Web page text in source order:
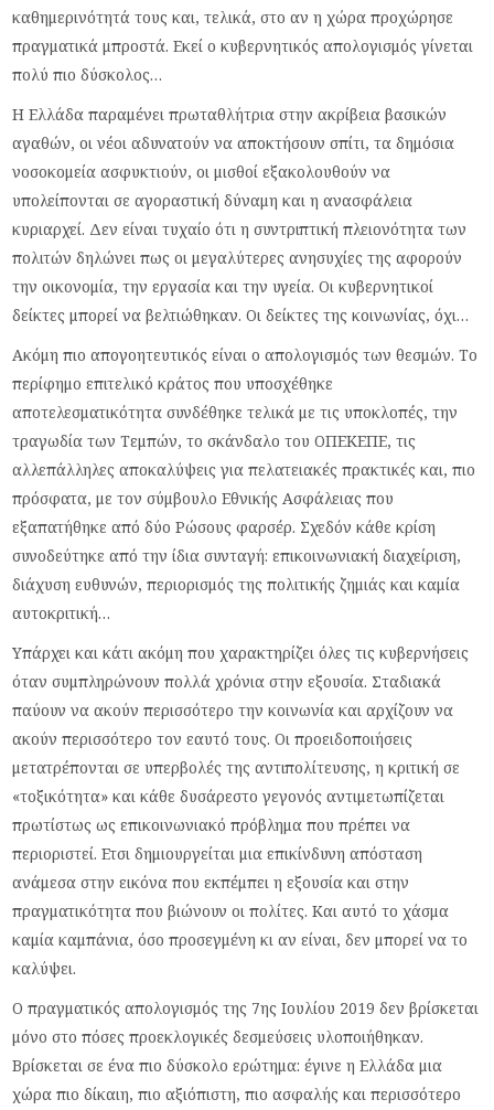
καθημερινότητά τους και, τελικά, στο αν η χώρα προχώρησε
πραγματικά μπροστά. Εκεί ο κυβερνητικός απολογισμός γίνεται
πολύ πιο δύσκολος…
Η Ελλάδα παραμένει πρωταθλήτρια στην ακρίβεια βασικών
αγαθών, οι νέοι αδυνατούν να αποκτήσουν σπίτι, τα δημόσια
νοσοκομεία ασφυκτιούν, οι μισθοί εξακολουθούν να
υπολείπονται σε αγοραστική δύναμη και η ανασφάλεια
κυριαρχεί. Δεν είναι τυχαίο ότι η συντριπτική πλειονότητα των
πολιτών δηλώνει πως οι μεγαλύτερες ανησυχίες της αφορούν
την οικονομία, την εργασία και την υγεία. Οι κυβερνητικοί
δείκτες μπορεί να βελτιώθηκαν. Οι δείκτες της κοινωνίας, όχι…
Ακόμη πιο απογοητευτικός είναι ο απολογισμός των θεσμών. Το
περίφημο επιτελικό κράτος που υποσχέθηκε
αποτελεσματικότητα συνδέθηκε τελικά με τις υποκλοπές, την
τραγωδία των Τεμπών, το σκάνδαλο του ΟΠΕΚΕΠΕ, τις
αλλεπάλληλες αποκαλύψεις για πελατειακές πρακτικές και, πιο
πρόσφατα, με τον σύμβουλο Εθνικής Ασφάλειας που
εξαπατήθηκε από δύο Ρώσους φαρσέρ. Σχεδόν κάθε κρίση
συνοδεύτηκε από την ίδια συνταγή: επικοινωνιακή διαχείριση,
διάχυση ευθυνών, περιορισμός της πολιτικής ζημιάς και καμία
αυτοκριτική…
Υπάρχει και κάτι ακόμη που χαρακτηρίζει όλες τις κυβερνήσεις
όταν συμπληρώνουν πολλά χρόνια στην εξουσία. Σταδιακά
παύουν να ακούν περισσότερο την κοινωνία και αρχίζουν να
ακούν περισσότερο τον εαυτό τους. Οι προειδοποιήσεις
μετατρέπονται σε υπερβολές της αντιπολίτευσης, η κριτική σε
«τοξικότητα» και κάθε δυσάρεστο γεγονός αντιμετωπίζεται
πρωτίστως ως επικοινωνιακό πρόβλημα που πρέπει να
περιοριστεί. Ετσι δημιουργείται μια επικίνδυνη απόσταση
ανάμεσα στην εικόνα που εκπέμπει η εξουσία και στην
πραγματικότητα που βιώνουν οι πολίτες. Και αυτό το χάσμα
καμία καμπάνια, όσο προσεγμένη κι αν είναι, δεν μπορεί να το
καλύψει.
Ο πραγματικός απολογισμός της 7ης Ιουλίου 2019 δεν βρίσκεται
μόνο στο πόσες προεκλογικές δεσμεύσεις υλοποιήθηκαν.
Βρίσκεται σε ένα πιο δύσκολο ερώτημα: έγινε η Ελλάδα μια
χώρα πιο δίκαιη, πιο αξιόπιστη, πιο ασφαλής και περισσότερο